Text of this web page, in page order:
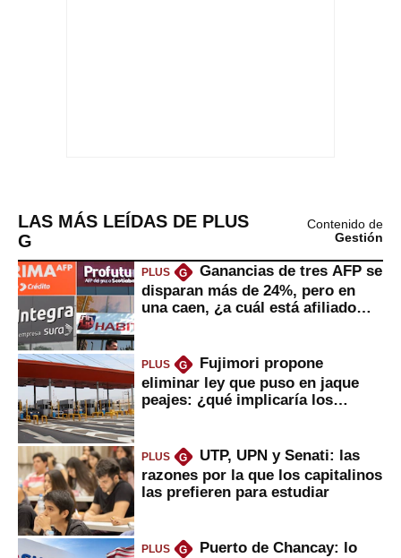
LAS MÁS LEÍDAS DE PLUS
G
Contenido de
Gestión
PLUS G
Ganancias de tres AFP se
disparan más de 24%, pero en
una caen, ¿a cuál está afiliado
PLUS G
Fujimori propone
eliminar ley que puso en jaque
peajes: ¿qué implicaría los
PLUS G
UTP, UPN y Senati: las
razones por la que los capitalinos
las prefieren para estudiar
PLUS G
Puerto de Chancay: lo